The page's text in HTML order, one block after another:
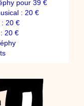
pour 39 €
: 20 €
: 20 €
20 €